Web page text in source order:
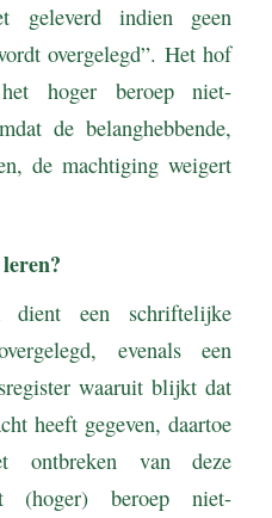
indien geen
overgelegd”. Het hof
hoger beroep niet-
de belanghebbende,
de machtiging weigert
dient een schriftelijke
evenals een
waaruit blijkt dat
heeft gegeven, daartoe
ontbreken van deze
(hoger) beroep niet-